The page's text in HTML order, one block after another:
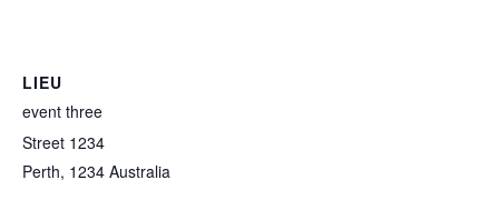
LIEU
event three
Street 1234
Perth, 1234 Australia